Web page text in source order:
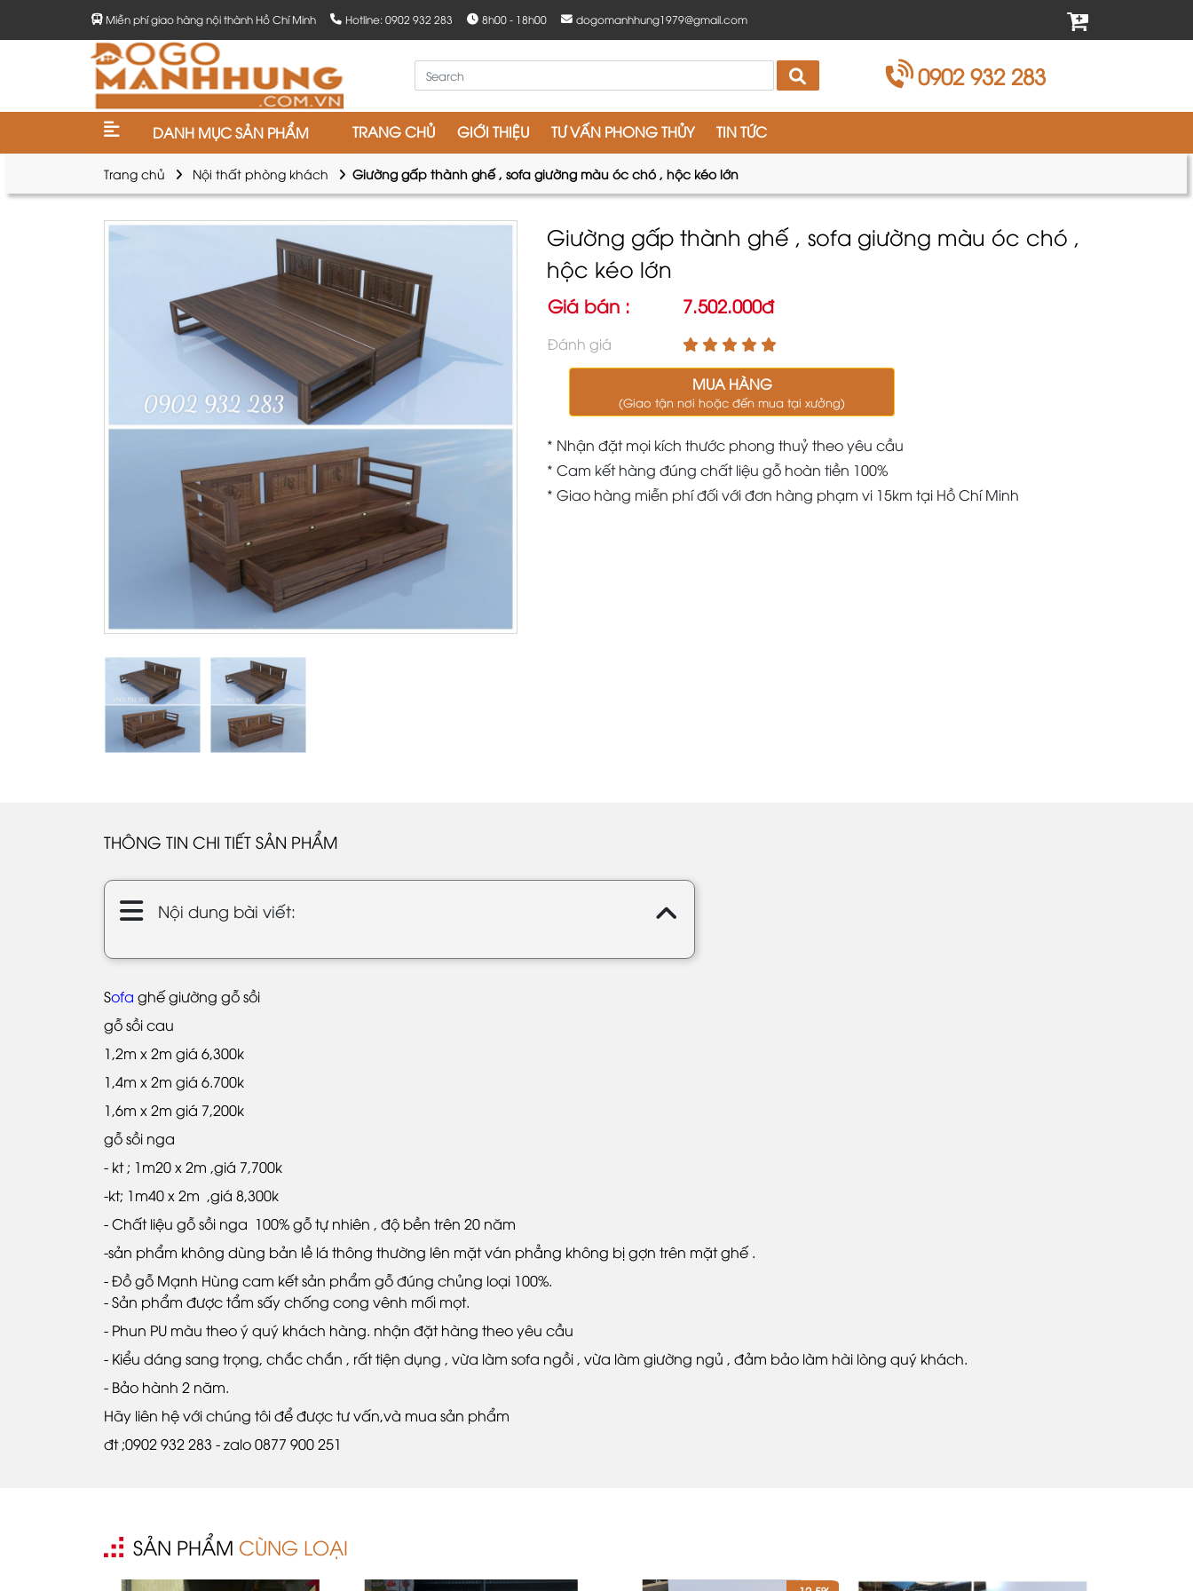
Miễn phí giao hàng nội thành Hồ Chí Minh Hotline: 0902 932 283 8h00 - 18h00 dogomanhhung1979@gmail.com
0902 932 283
DANH MỤC SẢN PHẨM TRANG CHỦ GIỚI THIỆU TƯ VẤN PHONG THỦY TIN TỨC
Trang chủ Nội thất phòng khách Giường gấp thành ghế , sofa giường màu óc chó , hộc kéo lớn
Giường gấp thành ghế , sofa giường màu óc chó ,
hộc kéo lớn
Giá bán : 7.502.000đ
Đánh giá
MUA HÀNG
(Giao tận nơi hoặc đến mua tại xưởng)
* Nhận đặt mọi kích thước phong thuỷ theo yêu cầu
* Cam kết hàng đúng chất liệu gỗ hoàn tiền 100%
* Giao hàng miễn phí đối với đơn hàng phạm vi 15km tại Hồ Chí Minh
THÔNG TIN CHI TIẾT SẢN PHẨM
Nội dung bài viết:
Sofa ghế giường gỗ sồi
gỗ sồi cau
1,2m x 2m giá 6,300k
1,4m x 2m giá 6.700k
1,6m x 2m giá 7,200k
gỗ sồi nga
- kt ; 1m20 x 2m ,giá 7,700k
-kt; 1m40 x 2m ,giá 8,300k
- Chất liệu gỗ sồi nga 100% gỗ tự nhiên , độ bền trên 20 năm
-sản phẩm không dùng bản lề lá thông thường lên mặt ván phẳng không bị gợn trên mặt ghế .
- Đồ gỗ Mạnh Hùng cam kết sản phẩm gỗ đúng chủng loại 100%.
- Sản phẩm được tẩm sấy chống cong vênh mối mọt.
- Phun PU màu theo ý quý khách hàng. nhận đặt hàng theo yêu cầu
- Kiểu dáng sang trọng, chắc chắn , rất tiện dụng , vừa làm sofa ngồi , vừa làm giường ngủ , đảm bảo làm hài lòng quý khách.
- Bảo hành 2 năm.
Hãy liên hệ với chúng tôi để được tư vấn,và mua sản phẩm
đt ;0902 932 283 - zalo 0877 900 251
SẢN PHẨM CÙNG LOẠI